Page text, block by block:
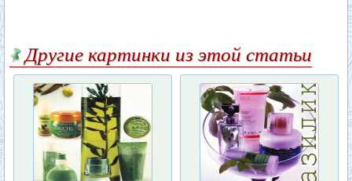
Другие картинки из этой статьи